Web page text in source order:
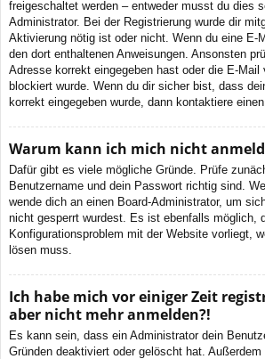
freigeschaltet werden – entweder musst du dies
Administrator. Bei der Registrierung wurde dir
Aktivierung nötig ist oder nicht. Wenn du eine E-
den dort enthaltenen Anweisungen. Ansonsten
Adresse korrekt eingegeben hast oder die E-Mail
blockiert wurde. Wenn du dir sicher bist, dass
korrekt eingegeben wurde, dann kontaktiere
Warum kann ich mich nicht
Dafür gibt es viele mögliche Gründe. Prüfe
Benutzername und dein Passwort richtig sind.
wende dich an einen Board-Administrator, um
nicht gesperrt wurdest. Es ist ebenfalls möglich,
Konfigurationsproblem mit der Website vorliegt,
lösen muss.
Ich habe mich vor einiger Zeit
aber nicht mehr anmelden?!
Es kann sein, dass ein Administrator dein
Gründen deaktiviert oder gelöscht hat.